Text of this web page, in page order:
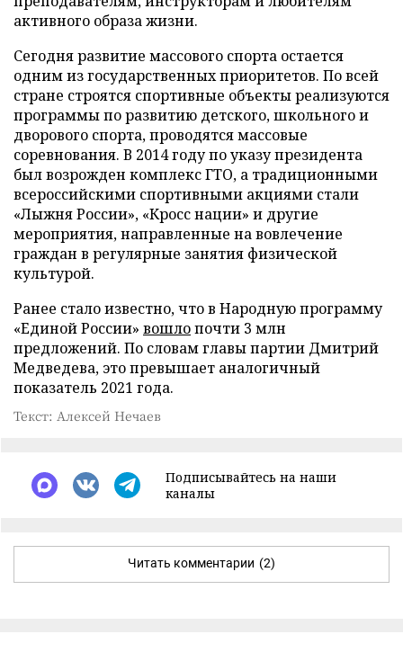
активного образа жизни.
Сегодня развитие массового спорта остается
одним из государственных приоритетов. По всей
стране строятся спортивные объекты реализуются
программы по развитию детского, школьного и
дворового спорта, проводятся массовые
соревнования. В 2014 году по указу президента
был возрожден комплекс ГТО, а традиционными
всероссийскими спортивными акциями стали
«Лыжня России», «Кросс нации» и другие
мероприятия, направленные на вовлечение
граждан в регулярные занятия физической
культурой.
Ранее стало известно, что в Народную программу
«Единой России» вошлопочти 3 млн
предложений. По словам главы партии Дмитрий
Медведева, это превышает аналогичный
показатель 2021 года.
Текст: Алексей Нечаев
Подписывайтесь на наши
каналы
Читать комментарии (2)